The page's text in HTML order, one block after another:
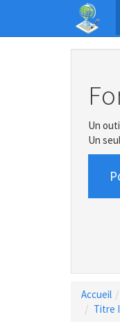
Un
Un
Accueil
Titre